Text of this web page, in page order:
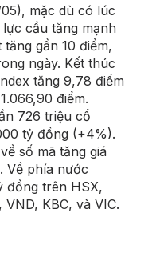
mặc dù có lúc
cầu tăng mạnh
gần 10 điểm,
ngày. Kết thúc
tăng 9,78 điểm
điểm.
726 triệu cổ
tỷ đồng (+4%).
số mã tăng giá
Về phía nước
đồng trên HSX,
KBC, và VIC.